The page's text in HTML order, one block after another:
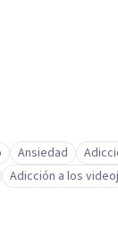
Ansiedad
Adicción a los